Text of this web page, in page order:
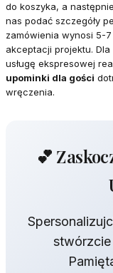
do koszyka, a
nas podać szczegóły
zamówienia wynosi 5-
akceptacji projektu.
usługę ekspresowej
upominki dla gości
wręczenia.
💕
stwórzcie